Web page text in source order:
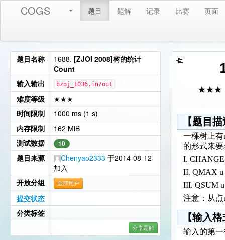
COGS 题目 题解 记录 比赛 页面
题目名称 1688. [ZJOI 2008]树的统计
Count
输入输出
bzoj_1036.in/out
难度等级
★★★
时间限制
1000 ms (1 s)
内存限制
162 MiB
测试数据
10
题目来源 Chenyao2333 于2014-08-12
加入
开放分组
全部用户
提交状态
分类标签
分享题解
★★★
【题目
一棵树上
的形式来
I.
II. QMAX u
III. QSUM
注意：从
【输入
输入的第